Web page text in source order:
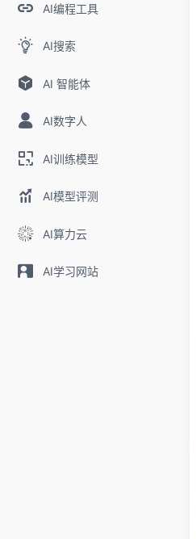
AI编程工具
AI搜索
AI 智能体
AI数字人
AI训练模型
AI模型评测
AI算力云
AI学习网站